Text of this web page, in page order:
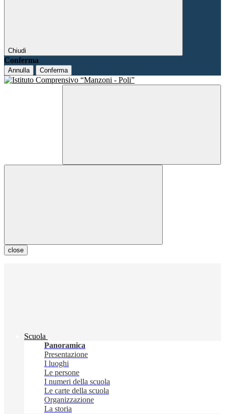
Chiudi
Conferma
Annulla Conferma
close
Scuola
Panoramica
Presentazione
I luoghi
Le persone
I numeri della scuola
Le carte della scuola
Organizzazione
La storia